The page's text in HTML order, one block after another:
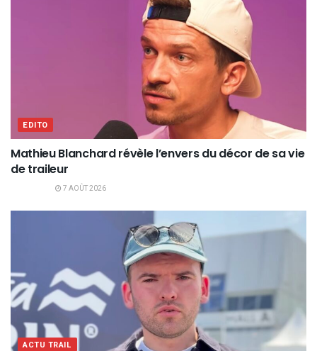
EDITO
Mathieu Blanchard révèle l’envers du décor de sa vie
de traileur
7 AOÛT 2026
ACTU TRAIL